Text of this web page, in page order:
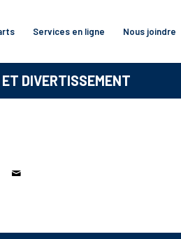
Services en ligne Nous joindre
DIVERTISSEMENT